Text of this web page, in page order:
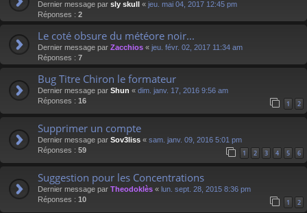
Dernier message par sly skull « jeu. mai 04, 2017 12:45 pm
Réponses : 2
Le coté obsure du météore noir...
Dernier message par Zacchios « jeu. févr. 02, 2017 11:34 am
Réponses : 7
Bug Titre Chiron le formateur
Dernier message par Shun « dim. janv. 17, 2016 9:56 am
Réponses : 16 1 2
Supprimer un compte
Dernier message par Sov3liss « sam. janv. 09, 2016 5:01 pm
Réponses : 59 1 2 3 4 5 6
Suggestion pour les Concentrations
Dernier message par Theodoklès « lun. sept. 28, 2015 8:36 pm
Réponses : 10 1 2